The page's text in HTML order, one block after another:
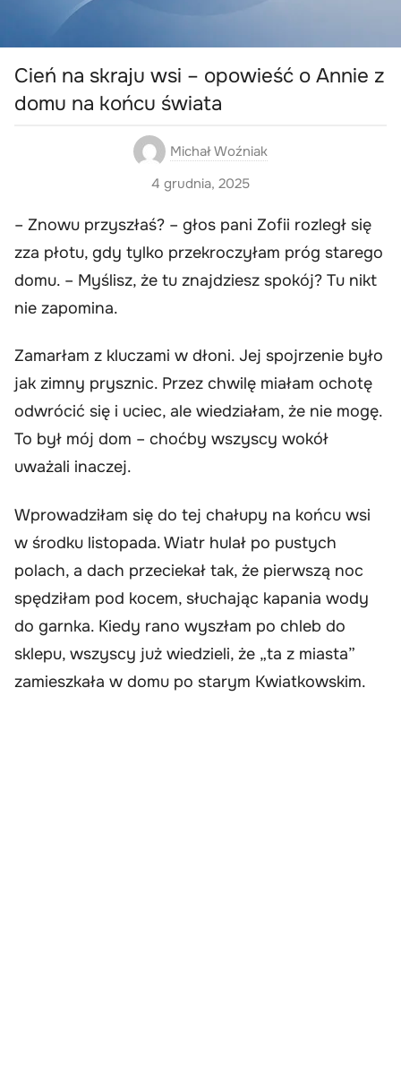
Cień na skraju wsi – opowieść o Annie z
domu na końcu świata
Michał Woźniak
4 grudnia, 2025
– Znowu przyszłaś? – głos pani Zofii rozległ się
zza płotu, gdy tylko przekroczyłam próg starego
domu. – Myślisz, że tu znajdziesz spokój? Tu nikt
nie zapomina.
Zamarłam z kluczami w dłoni. Jej spojrzenie było
jak zimny prysznic. Przez chwilę miałam ochotę
odwrócić się i uciec, ale wiedziałam, że nie mogę.
To był mój dom – choćby wszyscy wokół
uważali inaczej.
Wprowadziłam się do tej chałupy na końcu wsi
w środku listopada. Wiatr hulał po pustych
polach, a dach przeciekał tak, że pierwszą noc
spędziłam pod kocem, słuchając kapania wody
do garnka. Kiedy rano wyszłam po chleb do
sklepu, wszyscy już wiedzieli, że „ta z miasta”
zamieszkała w domu po starym Kwiatkowskim.